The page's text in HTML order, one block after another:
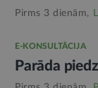
Pirms 3 dienām,
E-KONSULTĀCIJA
Parāda